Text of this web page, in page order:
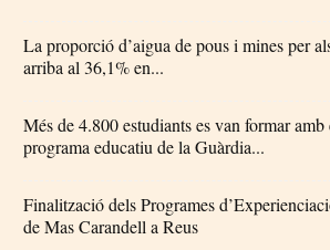
La proporció d’aigua de pous i mines per
arriba al 36,1% en...
Més de 4.800 estudiants es van formar amb
programa educatiu de la Guàrdia...
Finalització dels Programes
de Mas Carandell a Reus